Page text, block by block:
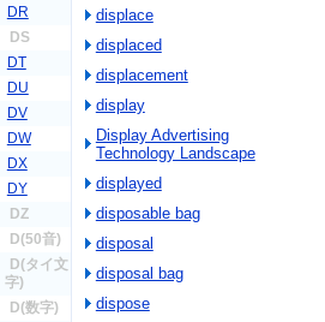
DR
DS
DT
DU
DV
DW
DX
DY
DZ
D(50音)
D(タイ文
字)
D(数字)
displace
displaced
displacement
display
Display Advertising
Technology Landscape
displayed
disposable bag
disposal
disposal bag
dispose